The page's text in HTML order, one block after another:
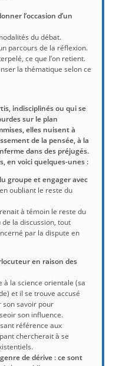
l’occasion d’un
du débat.
parcours de la réflexion.
ce que l’on retient.
la thématique selon ce
indisciplinés ou qui se
sur le plan
elles nuisent à
de la pensée, à la
dans des préjugés.
en voici quelques-unes :
groupe et engager avec
oubliant le reste du
à témoin le reste du
la discussion, tout
par la dispute en
en raison des
la science orientale (sa
et il se trouve accusé
son savoir pour
son influence.
référence aux
chercherait à se
de dérive : ce sont